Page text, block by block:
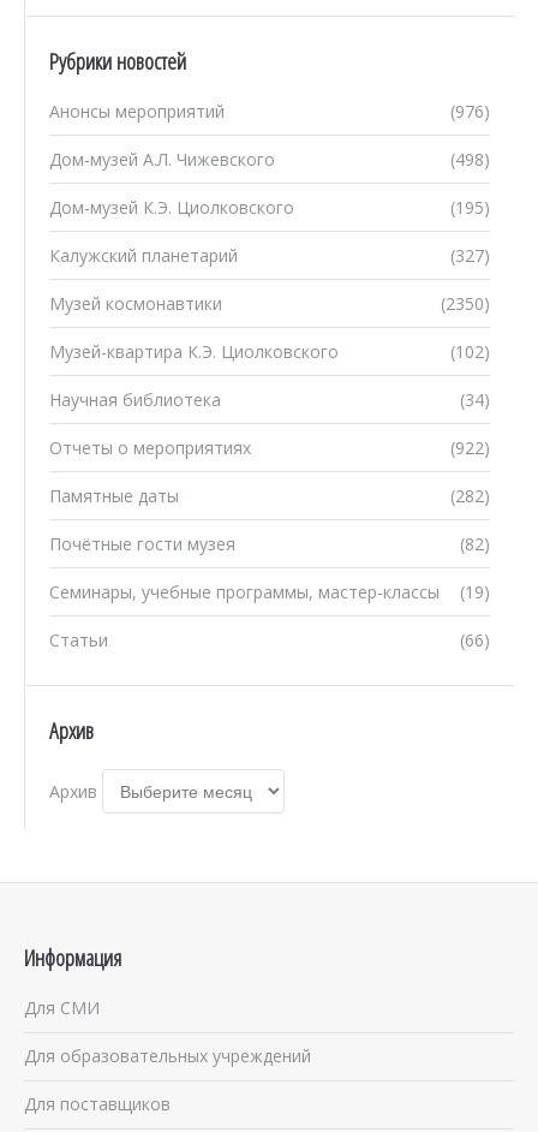
Рубрики новостей
(976)
Анонсы мероприятий
(498)
Дом-музей А.Л. Чижевского
(195)
Дом-музей К.Э. Циолковского
(327)
Калужский планетарий
(2350)
Музей космонавтики
(102)
Музей-квартира К.Э. Циолковского
(34)
Научная библиотека
(922)
Отчеты о мероприятиях
(282)
Памятные даты
(82)
Почётные гости музея
(19)
Семинары, учебные программы, мастер-классы
(66)
Статьи
Архив
Архив
Информация
Для СМИ
Для образовательных учреждений
Для поставщиков